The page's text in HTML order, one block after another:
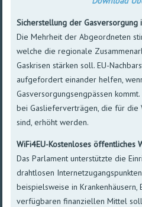
Sicherstellung derGasversorgung
DieMehrheit derAbgeordneten
welche dieregionale
Gaskrisen stärken soll.EU-
aufgefordert einander helfen,
Gasversorgungsengpässen kommt.
bei Gaslieferverträgen, diefür die
sind,erhöht werden.
WiFi4EU-Kostenloses öffentliches
DasParlament unterstützte die
drahtlosen Internetzugangspunkten
beispielsweise inKrankenhäusern,
verfügbaren finanziellen Mittel